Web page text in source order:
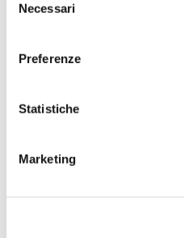
delNecessari
Preferenze
Statistiche
Marketing